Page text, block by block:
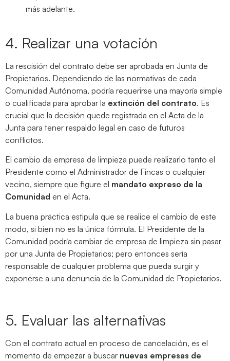
más adelante.
4. Realizar una votación
La rescisión del contrato debe ser aprobada en Junta de
Propietarios. Dependiendo de las normativas de cada
Comunidad Autónoma, podría requerirse una mayoría simple
o cualificada para aprobar la extinción del contrato. Es
crucial que la decisión quede registrada en el Acta de la
Junta para tener respaldo legal en caso de futuros
conflictos.
El cambio de empresa de limpieza puede realizarlo tanto el
Presidente como el Administrador de Fincas o cualquier
vecino, siempre que figure el mandato expreso de la
Comunidad en el Acta.
La buena práctica estipula que se realice el cambio de este
modo, si bien no es la única fórmula. El Presidente de la
Comunidad podría cambiar de empresa de limpieza sin pasar
por una Junta de Propietarios; pero entonces sería
responsable de cualquier problema que pueda surgir y
exponerse a una denuncia de la Comunidad de Propietarios.
5. Evaluar las alternativas
Con el contrato actual en proceso de cancelación, es el
momento de empezar a buscar nuevas empresas de